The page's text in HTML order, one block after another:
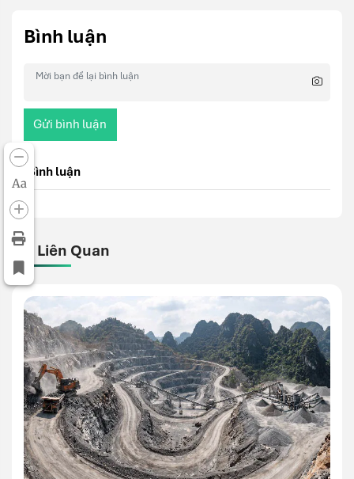
Aa
Bình luận
Gửi bình luận
Bình luận
Bài Liên Quan